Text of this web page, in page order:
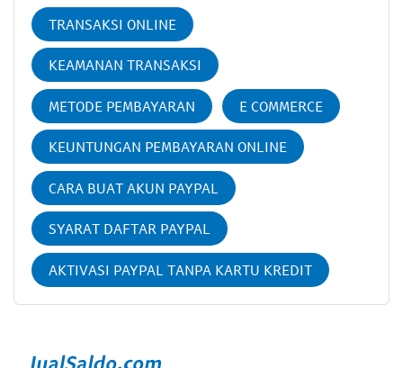
TRANSAKSI ONLINE
KEAMANAN TRANSAKSI
METODE PEMBAYARAN E COMMERCE
KEUNTUNGAN PEMBAYARAN ONLINE
CARA BUAT AKUN PAYPAL
SYARAT DAFTAR PAYPAL
AKTIVASI PAYPAL TANPA KARTU KREDIT